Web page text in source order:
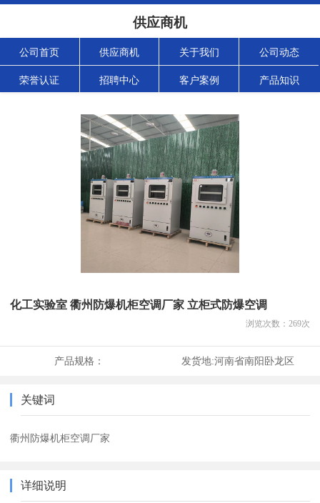
供应商机
公司首页 供应商机 关于我们 公司动态
荣誉认证 招聘中心 客户案例 产品知识
化工实验室 衢州防爆机柜空调厂家 立柜式防爆空调
浏览次数： 269次
产品规格： 发货地:河南省南阳卧龙区
关键词
衢州防爆机柜空调厂家
详细说明